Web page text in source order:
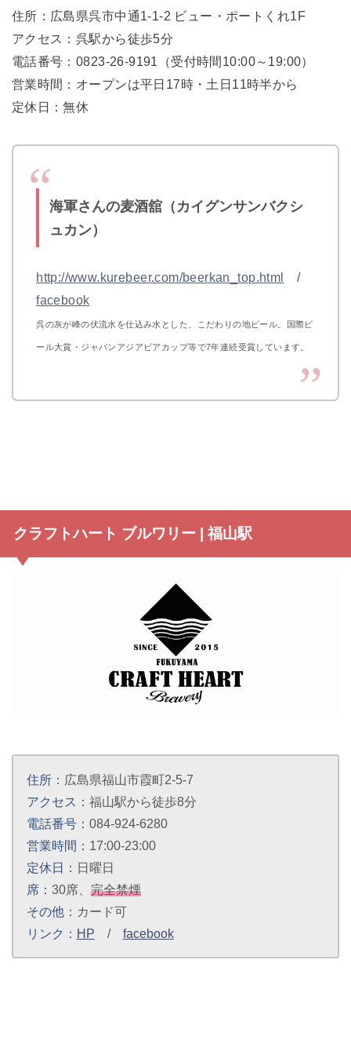
住所：広島県呉市中通1-1-2 ビュー・ポートくれ1F
アクセス：呉駅から徒歩5分
電話番号：0823-26-9191（受付時間10:00～19:00）
営業時間：オープンは平日17時・土日11時半から
定休日：無休
海軍さんの麦酒舘（カイグンサンバクシ
ュカン）
http://www.kurebeer.com/beerkan_top.html /
facebook
呉の灰が峰の伏流水を仕込み水とした、こだわりの地ビール。国際ビ
ール大賞・ジャパンアジアビアカップ等で7年連続受賞しています。
クラフトハート ブルワリー | 福山駅
住所： 広島県福山市霞町2-5-7
アクセス： 福山駅から徒歩8分
電話番号： 084-924-6280
営業時間： 17:00-23:00
定休日： 日曜日
席： 30席、 完全禁煙
その他： カード可
リンク： HP / facebook